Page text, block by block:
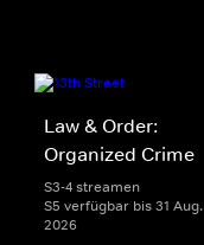
Law & Order:
Organized Crime
S3-4 streamen
S5 verfügbar bis 31 Aug.
2026